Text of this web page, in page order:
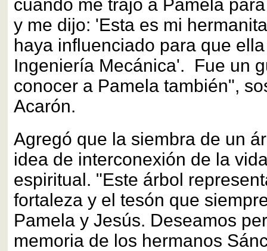
cuando me trajo a Pamela
y me dijo: 'Esta es mi
haya influenciado para que
Ingeniería Mecánica'. Fue un
conocer a Pamela también",
Acarón.
Agregó que la siembra de un
idea de interconexión de la
espiritual. "Este árbol
fortaleza y el tesón que
Pamela y Jesús. Deseamos
memoria de los hermanos